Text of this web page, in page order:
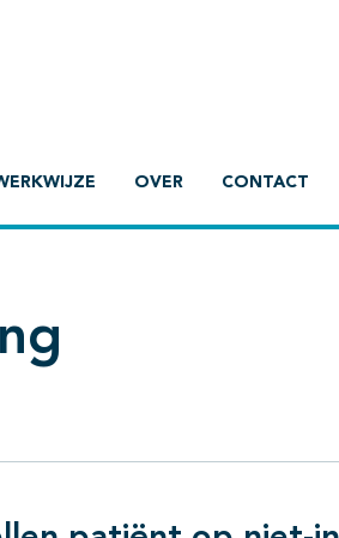
OVER CONTACT